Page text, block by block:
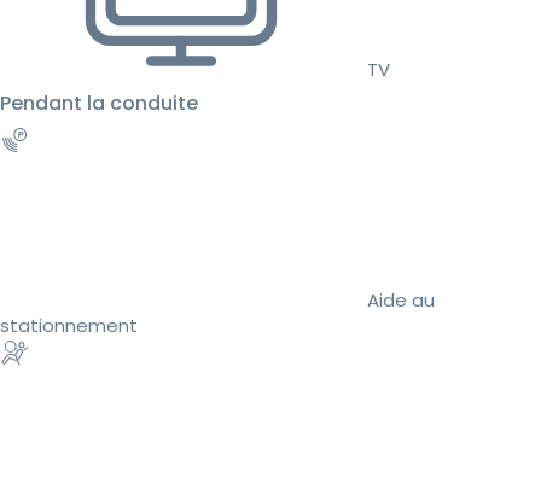
TV
Pendant la conduite
Aide au
stationnement